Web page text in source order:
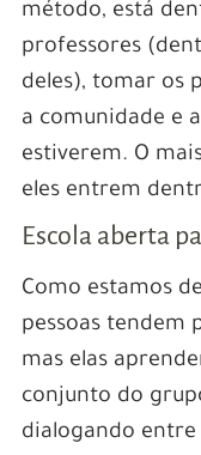
método, está
professores
deles), tomar os
a comunidade e
estiverem. O
eles entrem
Escola aberta
Como estamos
pessoas tendem
mas elas
conjunto do
dialogando